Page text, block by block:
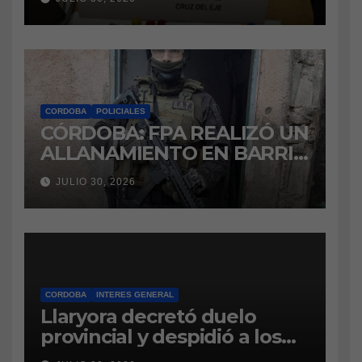
marihuana a la cárcel
CORDOBA POLICIALES
CÓRDOBA: FPA REALIZÓ UN
ALLANAMIENTO EN BARRIO
VILLA BOEDO
RELACIONADO CON UNA
CAUSA DE DROGAS EN LA
CÁRCEL DE BOUWER
JULIO 30, 2026
CORDOBA INTERES GENERAL
Llaryora decretó duelo
provincial y despidió a los
bomberos cordobeses